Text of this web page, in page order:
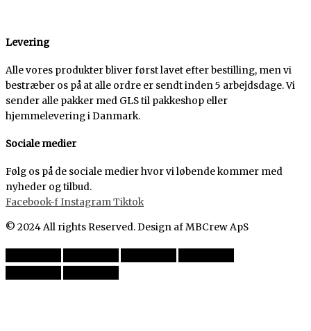
Levering
Alle vores produkter bliver først lavet efter bestilling, men vi
bestræber os på at alle ordre er sendt inden 5 arbejdsdage. Vi
sender alle pakker med GLS til pakkeshop eller
hjemmelevering i Danmark.
Sociale medier
Følg os på de sociale medier hvor vi løbende kommer med
nyheder og tilbud.
Facebook-fInstagramTiktok
© 2024 All rights Reserved. Design af MBCrew ApS